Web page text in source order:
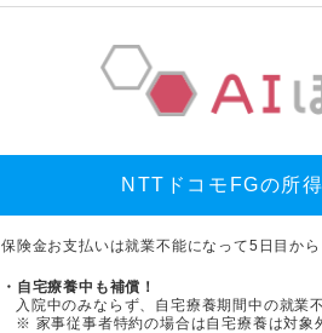
NTTドコモFGの所
保険金お支払いは就業不能になって5日目から
・自宅療養中も補償！
入院中のみならず、自宅療養期間中の就業
※ 家事従事者特約の場合は自宅療養は対象